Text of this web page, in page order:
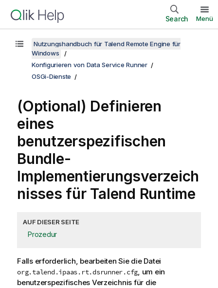
Search Menü
Nutzungshandbuch für Talend Remote Engine für
Windows
Konfigurieren von Data Service Runner
OSGi-Dienste
(Optional) Definieren
eines
benutzerspezifischen
Bundle-
Implementierungsverzeich
nisses für Talend Runtime
AUF DIESER SEITE
Prozedur
Falls erforderlich, bearbeiten Sie die Datei
org.talend.ipaas.rt.dsrunner.cfg, um ein
benutzerspezifisches Verzeichnis für die